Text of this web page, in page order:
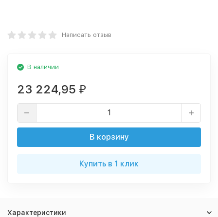
Написать отзыв
В наличии
23 224,95 ₽
В корзину
Купить в 1 клик
Характеристики